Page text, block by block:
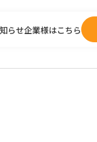
らせ企業様はこちら